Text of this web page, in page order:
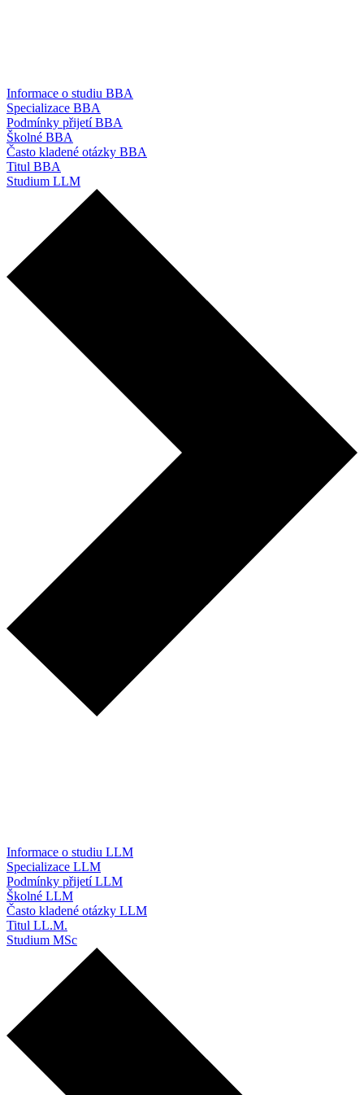
Informace o studiu BBA
Specializace BBA
Podmínky přijetí BBA
Školné BBA
Často kladené otázky BBA
Titul BBA
Studium LLM
Informace o studiu LLM
Specializace LLM
Podmínky přijetí LLM
Školné LLM
Často kladené otázky LLM
Titul LL.M.
Studium MSc